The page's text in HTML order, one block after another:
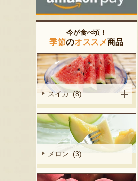
今が食べ頃！
季節のオススメ商品
スイカ (8)
メロン (3)